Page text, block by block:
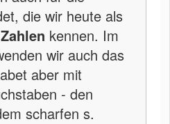
die wir heute als
kennen. Im
wir auch das
aber mit
- den
scharfen s.